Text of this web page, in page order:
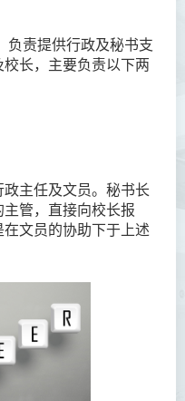
负责提供行政及秘书支
长，主要负责以下两
主任及文员。秘书长
管，直接向校长报
文员的协助下于上述